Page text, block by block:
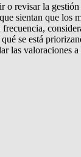
revisar la
sientan que
se está
valoraciones